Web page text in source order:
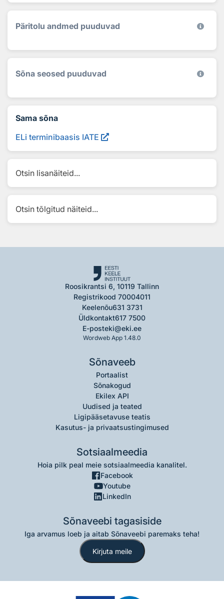
Päritolu andmed puuduvad
Sõna seosed puuduvad
Sama sõna
ELi terminibaasis IATE
Otsin lisanäiteid...
Otsin tõlgitud näiteid...
Roosikrantsi 6, 10119 Tallinn
Registrikood 70004011
Keelenõu631 3731
Üldkontakt617 7500
E-posteki@eki.ee
Wordweb App 1.48.0
Sõnaveeb
Portaalist
Sõnakogud
Ekilex API
Uudised ja teated
Ligipääsetavuse teatis
Kasutus- ja privaatsustingimused
Sotsiaalmeedia
Hoia pilk peal meie sotsiaalmeedia kanalitel.
Facebook
Youtube
LinkedIn
Sõnaveebi tagasiside
Iga arvamus loeb ja aitab Sõnaveebi paremaks teha!
Kirjuta meile